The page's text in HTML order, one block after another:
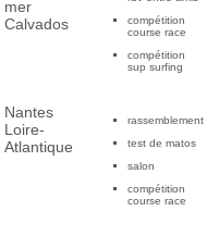
mer
Calvados
compétition
course race
compétition
sup surfing
Nantes
Loire-
Atlantique
rassemblement
test de matos
salon
compétition
course race